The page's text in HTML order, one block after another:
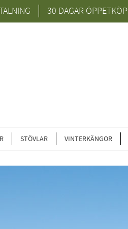
30 DAGAR ÖPPETKÖP
STÖVLAR VINTERKÄNGOR